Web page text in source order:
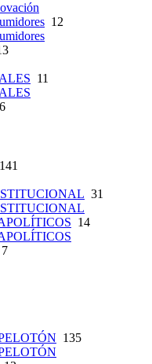
12
11
6
141
31
14
7
135